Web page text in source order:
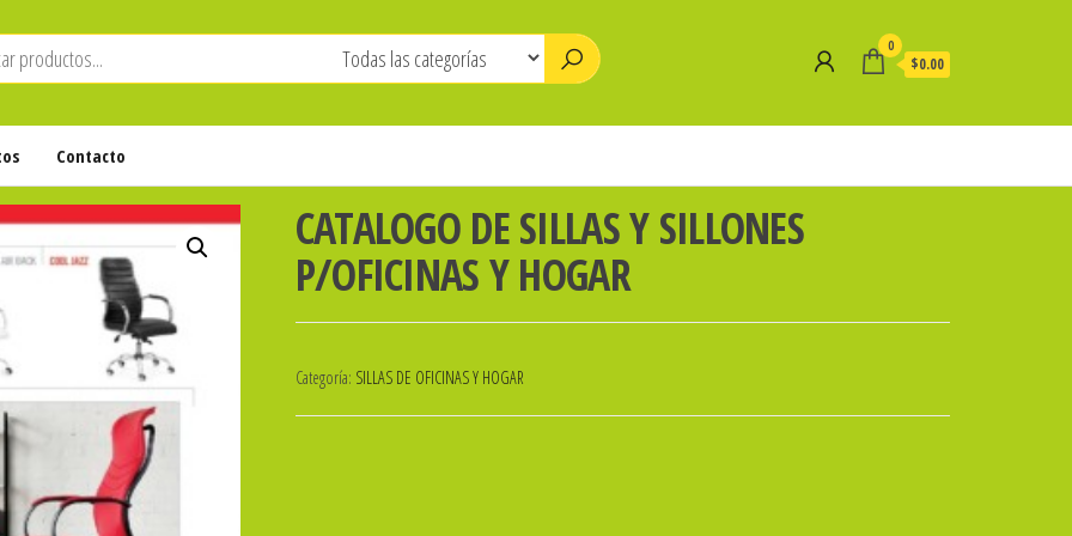
0
$0.00
Contacto
CATALOGO DE SILLAS Y SILLONES
P/OFICINAS Y HOGAR
Categoría: SILLAS DE OFICINAS Y HOGAR